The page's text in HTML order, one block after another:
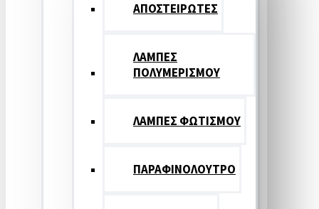
ΑΠΟΣΤΕΙΡΩΤΕΣ
ΛΑΜΠΕΣ
ΠΟΛΥΜΕΡΙΣΜΟΥ
ΛΑΜΠΕΣ ΦΩΤΙΣΜΟΥ
ΠΑΡΑΦΙΝΟΛΟΥΤΡΟ